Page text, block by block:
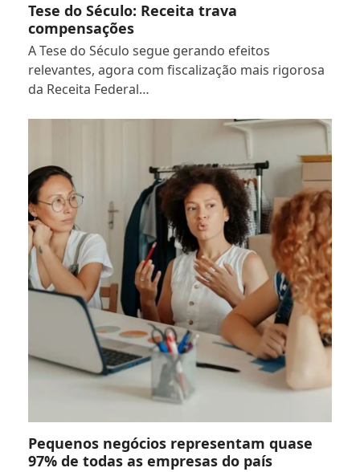
Tese do Século: Receita trava
compensações
A Tese do Século segue gerando efeitos
relevantes, agora com fiscalização mais rigorosa
da Receita Federal…
Pequenos negócios representam quase
97% de todas as empresas do país